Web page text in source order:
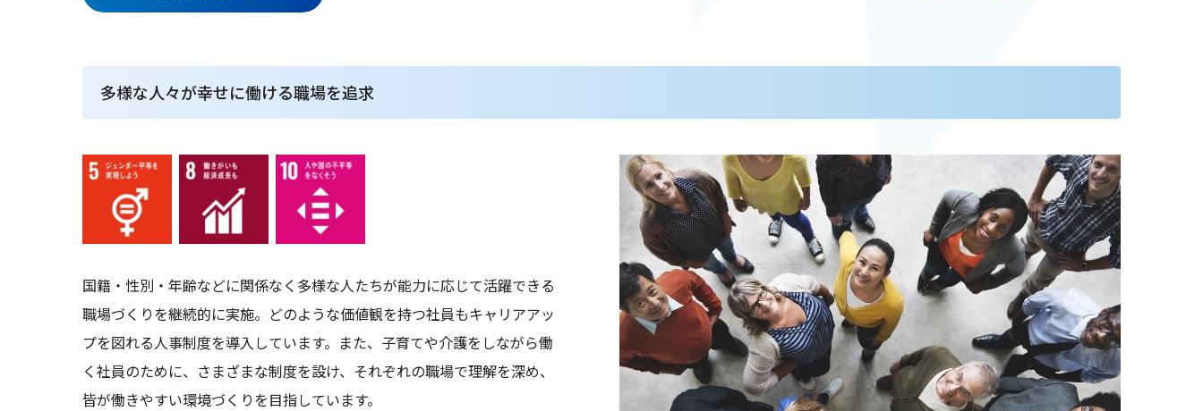
多様な人々が幸せに働ける職場を追求
国籍・性別・年齢などに関係なく多様な人たちが能力に応じて活躍できる
職場づくりを継続的に実施。どのような価値観を持つ社員もキャリアアッ
プを図れる人事制度を導入しています。また、子育てや介護をしながら働
く社員のために、さまざまな制度を設け、それぞれの職場で理解を深め、
皆が働きやすい環境づくりを目指しています。